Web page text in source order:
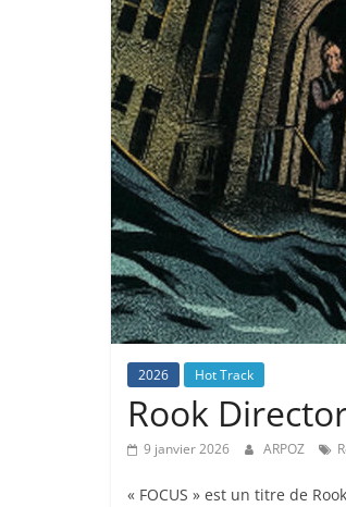
2026 Hot Track
Rook
9 janvier 2026 ARPOZ
« FOCUS » est un titre de